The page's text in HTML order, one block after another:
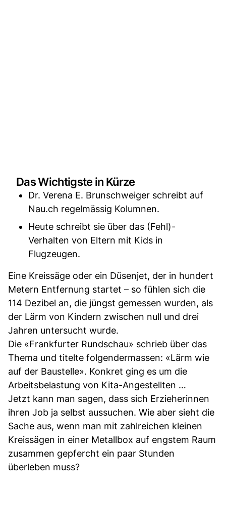
Das Wichtigste in Kürze
Dr. Verena E. Brunschweiger schreibt auf
Nau.ch regelmässig Kolumnen.
Heute schreibt sie über das (Fehl)-
Verhalten von Eltern mit Kids in
Flugzeugen.
Eine Kreissäge oder ein Düsenjet, der in hundert
Metern Entfernung startet – so fühlen sich die
114 Dezibel an, die jüngst gemessen wurden, als
der Lärm von Kindern zwischen null und drei
Jahren untersucht wurde.
Die «Frankfurter Rundschau» schrieb über das
Thema und titelte folgendermassen: «Lärm wie
auf der Baustelle». Konkret ging es um die
Arbeitsbelastung von Kita-Angestellten …
Jetzt kann man sagen, dass sich Erzieherinnen
ihren Job ja selbst aussuchen. Wie aber sieht die
Sache aus, wenn man mit zahlreichen kleinen
Kreissägen in einer Metallbox auf engstem Raum
zusammen gepfercht ein paar Stunden
überleben muss?